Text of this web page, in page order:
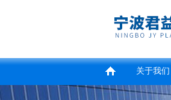
关于我们